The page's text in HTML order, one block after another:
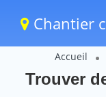
Chantier
Accueil
Trouver